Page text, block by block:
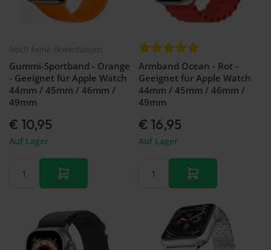
Noch keine Bewertungen
Gummi-Sportband - Orange
- Geeignet für Apple Watch
44mm / 45mm / 46mm /
49mm
€ 10,95
Auf Lager
Armband Ocean - Rot -
Geeignet für Apple Watch
44mm / 45mm / 46mm /
49mm
€ 16,95
Auf Lager